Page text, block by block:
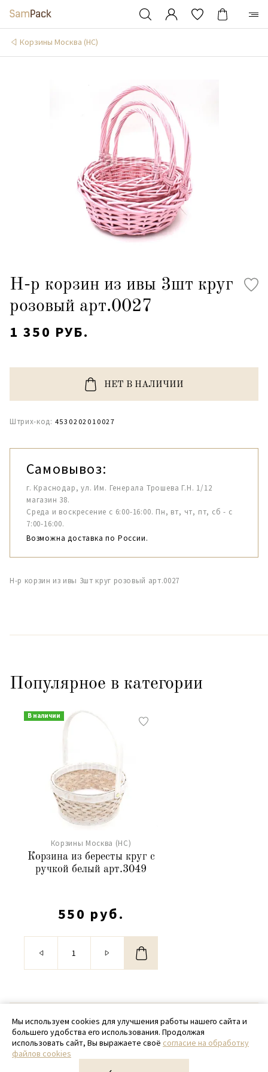
Корзины Москва (НС)
Н-р корзин из ивы 3шт круг
розовый арт.0027
1 350 РУБ.
НЕТ В НАЛИЧИИ
Штрих-код: 4530202010027
Самовывоз:
г. Краснодар, ул. Им. Генерала Трошева Г.Н. 1/12
магазин 38.
Среда и воскресение с 6:00-16:00. Пн, вт, чт, пт, сб - с
7:00-16:00.
Возможна доставка по России.
Н-р корзин из ивы 3шт круг розовый арт.0027
Популярное в категории
В наличии
Корзины Москва (НС)
Корзина из бересты круг с
ручкой белый арт.3049
550 руб.
© 2020 - 2026 SamPack
+ 7 (918) 699-97-87
zakaz@sampack.store
Мы используем cookies для улучшения работы нашего сайта и
большего удобства его использования. Продолжая
использовать сайт, Вы выражаете своё согласие на обработку
файлов cookies